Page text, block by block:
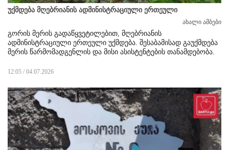
უქმდება მღებრიანის ადმინისტრაციული ერთეული
ახალი ამბები
გორის მერის გადაწყვეტილებით, მღებრიანის
ადმინისტრაციული ერთეული უქმდება. შესაბამისად გაუქმდება
მერის წარმომადგენლის და მისი ასისტენტების თანამდებობა.
12:05 / 04.07.2026